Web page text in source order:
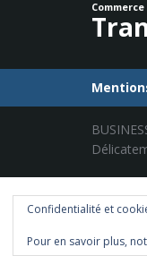
Commerce
Confidentialité et
Pour en savoir plus,